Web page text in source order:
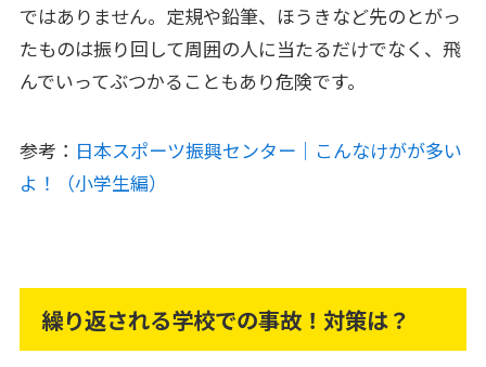
ではありません。定規や鉛筆、ほうきなど先のとがっ
たものは振り回して周囲の人に当たるだけでなく、飛
んでいってぶつかることもあり危険です。
参考： 日本スポーツ振興センター｜こんなけがが多い
よ！（小学生編）
繰り返される学校での事故！対策は？